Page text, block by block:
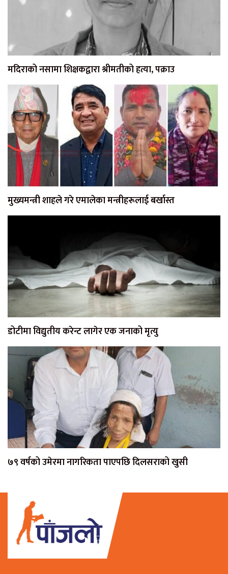
मदिराको नसामा शिक्षकद्वारा श्रीमतीको हत्या, पक्राउ
मुख्यमन्त्री शाहले गरे एमालेका मन्त्रीहरूलाई बर्खास्त
डोटीमा विद्युतीय करेन्ट लागेर एक जनाको मृत्यु
७९ वर्षको उमेरमा नागरिकता पाएपछि दिलसराको खुसी